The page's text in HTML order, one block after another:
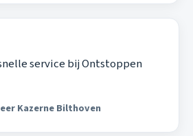
service bij Ontstoppen
Kazerne Bilthoven